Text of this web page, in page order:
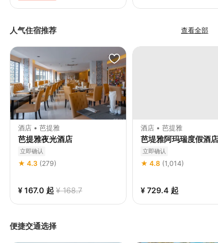
人气住宿推荐 查看全部
酒店 • 芭提雅
芭提雅夜光酒店
立即确认
★ 4.3 (279)
¥ 167.0 起 ¥ 168.7
酒店 • 芭提雅
芭堤雅阿玛瑞度假酒店
立即确认
★ 4.8 (1,014)
¥ 729.4 起
便捷交通选择